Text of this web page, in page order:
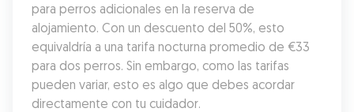
para perros adicionales en la reserva de
alojamiento. Con un descuento del 50%, esto
equivaldría a una tarifa nocturna promedio de €33
para dos perros. Sin embargo, como las tarifas
pueden variar, esto es algo que debes acordar
directamente con tu cuidador.